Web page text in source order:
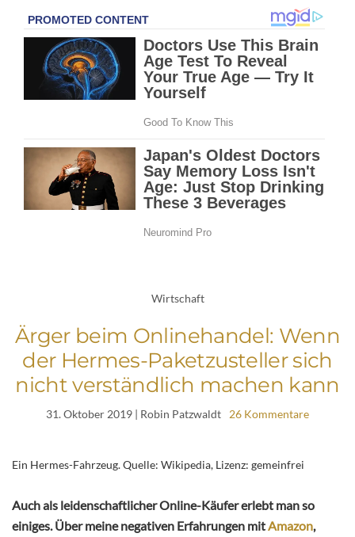
Wirtschaft
Ärger beim Onlinehandel: Wenn
der Hermes-Paketzusteller sich
nicht verständlich machen kann
31. Oktober 2019 | Robin Patzwaldt 26 Kommentare
Ein Hermes-Fahrzeug. Quelle: Wikipedia, Lizenz: gemeinfrei
Auch als leidenschaftlicher Online-Käufer erlebt man so
einiges. Über meine negativen Erfahrungen mit Amazon,